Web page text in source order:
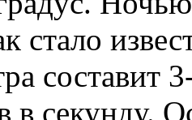
стало
составит
в секунду.